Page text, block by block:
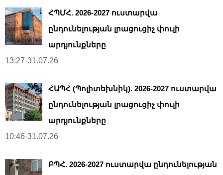
ՀՊՄՀ. 2026-2027 ուստարվա
ընդունելության լրացուցիչ փուլի
արդյունքները
13:27-31.07.26
ՀԱՊՀ (Պոլիտեխնիկ). 2026-2027 ուստարվա
ընդունելության լրացուցիչ փուլի
արդյունքները
10:46-31.07.26
ԲՊՀ. 2026-2027 ուստարվա ընդունելության